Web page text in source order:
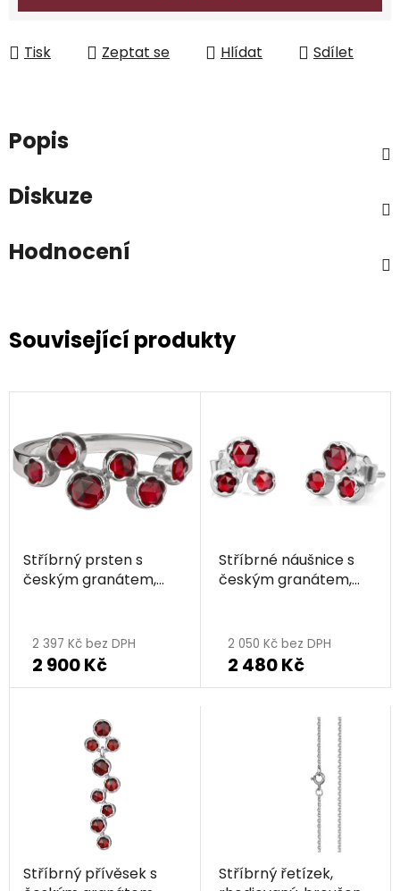
Tisk Zeptat se Hlídat Sdílet
Popis
Diskuze
Hodnocení
Související produkty
Stříbrný prsten s
českým granátem,
2 397 Kč bez DPH
2 900 Kč
Stříbrné náušnice s
českým granátem,
2 050 Kč bez DPH
2 480 Kč
Stříbrný přívěsek s
Stříbrný řetízek,